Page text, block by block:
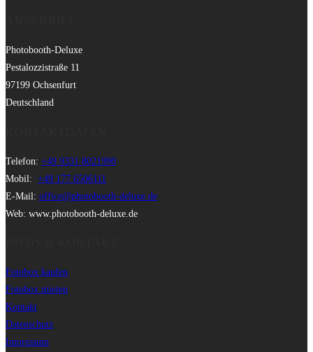
Photobooth-Deluxe
Pestalozzistraße 11
97199 Ochsenfurt
Deutschland
Telefon: +49 9331 8021990
Mobil: +49 177 6506111
E-Mail: office@photobooth-deluxe.de
Web: www.photobooth-deluxe.de
Fotobox kaufen
Fotobox mieten
Kontakt
Datenschutz
Impressum